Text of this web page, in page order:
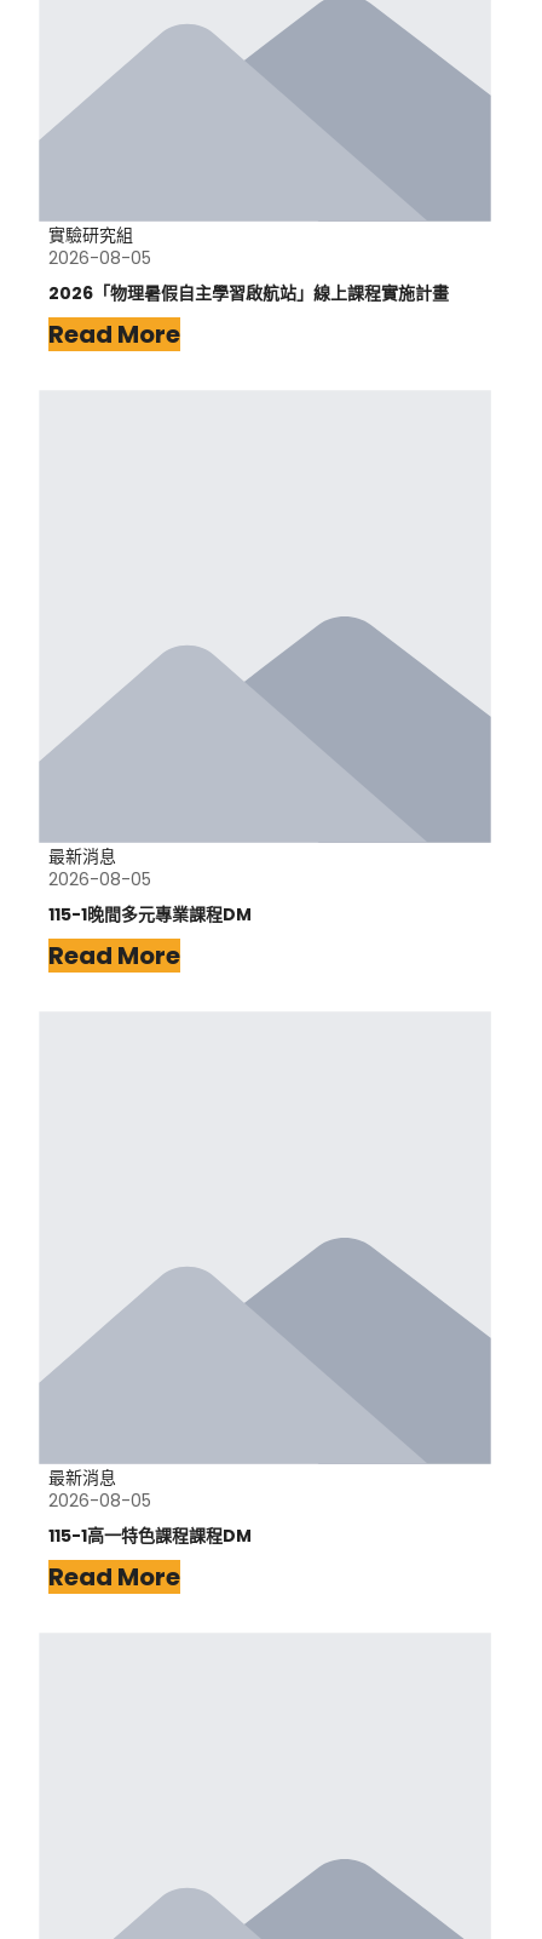
實驗研究組
2026-08-05
2026「物理暑假自主學習啟航站」線上課程實施計畫
Read More
最新消息
2026-08-05
115-1晚間多元專業課程DM
Read More
最新消息
2026-08-05
115-1高一特色課程課程DM
Read More